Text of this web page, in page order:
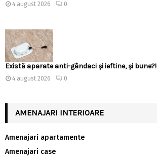
4 august 2026 0
Există aparate anti-gândaci și ieftine, și bune?!
4 august 2026 0
AMENAJARI INTERIOARE
Amenajari apartamente
Amenajari case